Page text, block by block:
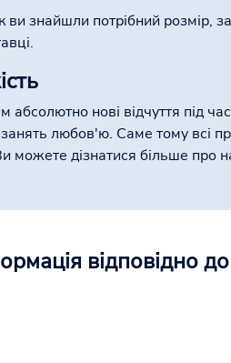
ви знайшли потрібний розмір,
абсолютно нові відчуття під
любов'ю. Саме тому всі
можете дізнатися більше про
відповідно